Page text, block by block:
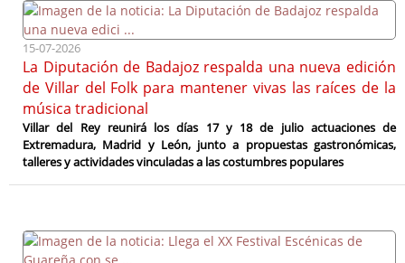
15-07-2026
La Diputación de Badajoz respalda una nueva edición
de Villar del Folk para mantener vivas las raíces de la
música tradicional
Villar del Rey reunirá los días 17 y 18 de julio actuaciones de
Extremadura, Madrid y León, junto a propuestas gastronómicas,
talleres y actividades vinculadas a las costumbres populares